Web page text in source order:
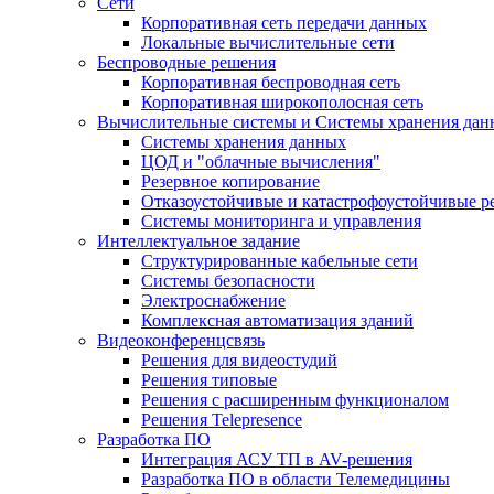
Корпоративная сеть передачи данных
Локальные вычислительные сети
Беспроводные решения
Корпоративная беспроводная сеть
Корпоративная широкополосная сеть
Вычислительные системы и Системы хранения
Системы хранения данных
ЦОД и "облачные вычисления"
Резервное копирование
Отказоустойчивые и катастрофоустойчивые
Системы мониторинга и управления
Интеллектуальное задание
Структурированные кабельные сети
Системы безопасности
Электроснабжение
Комплексная автоматизация зданий
Видеоконференцсвязь
Решения для видеостудий
Решения типовые
Решения с раcширенным функционалом
Решения Telepresence
Разработка ПО
Интеграция АСУ ТП в AV-решения
Разработка ПО в области Телемедицины